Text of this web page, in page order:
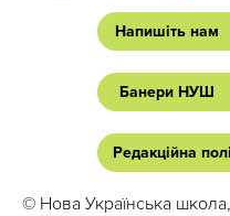
Напишіть нам
Банери НУШ
Редакційна
© Нова Українська